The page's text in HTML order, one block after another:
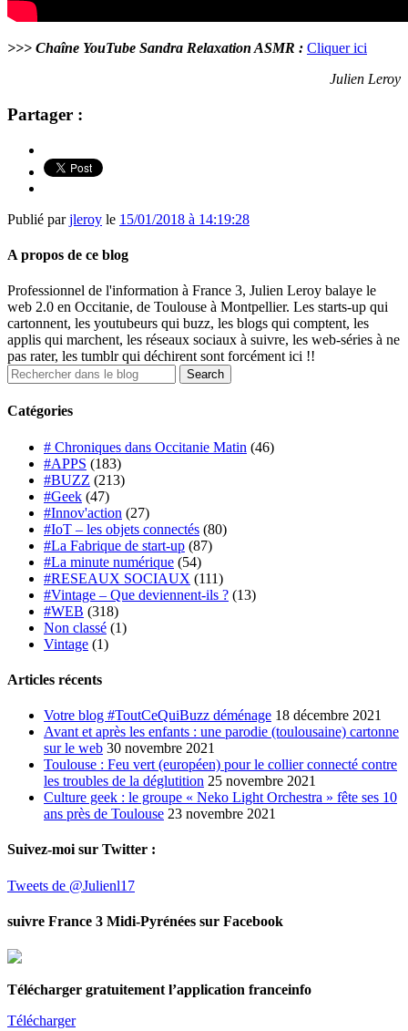
>>> Chaîne YouTube Sandra Relaxation ASMR : Cliquer ici
Julien Leroy
Partager :
Publié parjleroy le 15/01/2018 à 14:19:28
A propos de ce blog
Professionnel de l'information à France 3, Julien Leroy balaye le
web 2.0 en Occitanie, de Toulouse à Montpellier. Les starts-up qui
cartonnent, les youtubeurs qui buzz, les blogs qui comptent, les
applis qui marchent, les réseaux sociaux à suivre, les web-séries à ne
pas rater, les tumblr qui déchirent sont forcément ici !!
Catégories
# Chroniques dans Occitanie Matin (46)
#APPS (183)
#BUZZ (213)
#Geek (47)
#Innov'action (27)
#IoT – les objets connectés (80)
#La Fabrique de start-up (87)
#La minute numérique (54)
#RESEAUX SOCIAUX (111)
#Vintage – Que deviennent-ils ? (13)
#WEB (318)
Non classé (1)
Vintage (1)
Articles récents
Votre blog #ToutCeQuiBuzz déménage 18 décembre 2021
Avant et après les enfants : une parodie (toulousaine) cartonne
sur le web 30 novembre 2021
Toulouse : Feu vert (européen) pour le collier connecté contre
les troubles de la déglutition 25 novembre 2021
Culture geek : le groupe « Neko Light Orchestra » fête ses 10
ans près de Toulouse 23 novembre 2021
Suivez-moi sur Twitter :
Tweets de @Julienl17
suivre France 3 Midi-Pyrénées sur Facebook
Télécharger gratuitement l’application franceinfo
Télécharger